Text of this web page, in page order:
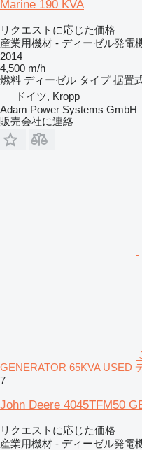
Marine 190 KVA
リクエストに応じた価格
産業用機材 - ディーゼル発電
2014
4,500 m/h
燃料 ディーゼル タイプ 据置
ドイツ, Kropp
Adam Power Systems GmbH
販売会社に連絡
GENERATOR 65KVA USED
7
John Deere 4045TFM50
リクエストに応じた価格
産業用機材 - ディーゼル発電